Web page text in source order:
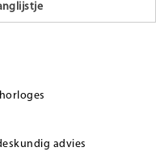
advies